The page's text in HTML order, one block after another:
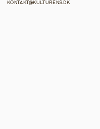
KONTAKT@KULTURENS.DK